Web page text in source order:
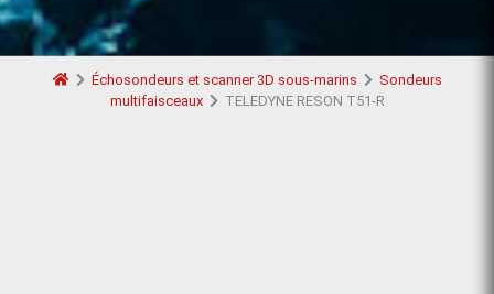
Échosondeurs et scanner 3D sous-marins
Sondeurs
multifaisceaux
TELEDYNE RESON T51-R